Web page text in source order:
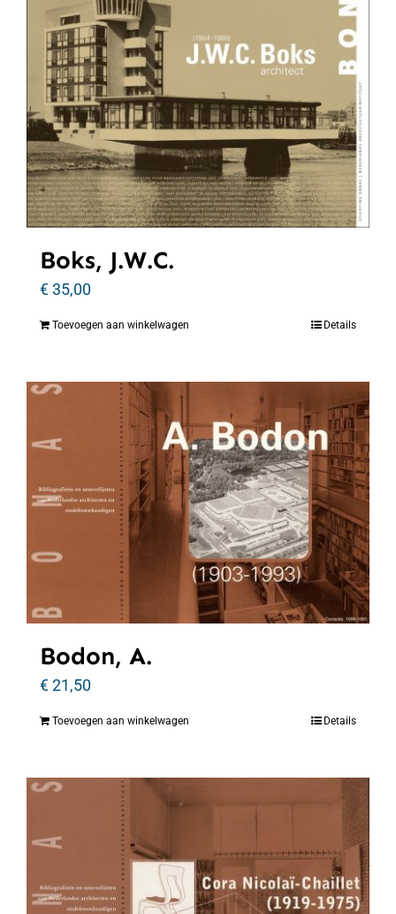
Boks, J.W.C.
€35,00
Toevoegen aan winkelwagen Details
Bodon, A.
€21,50
Toevoegen aan winkelwagen Details